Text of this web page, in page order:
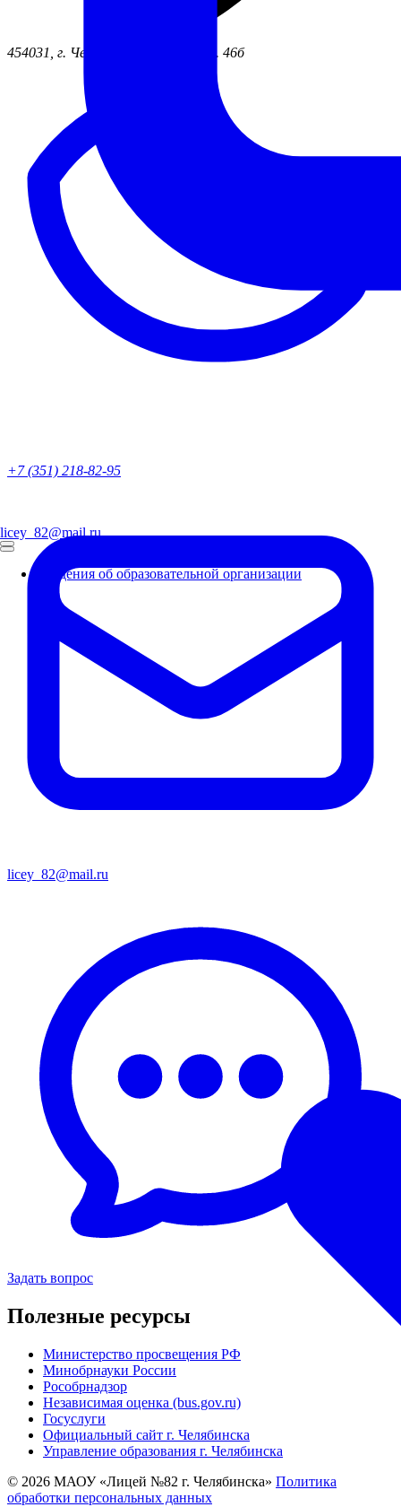
licey_82@mail.ru
Сведения об образовательной организации
454031, г. Челябинск ул. Жукова, д. 46б
+7 (351) 218-82-95
licey_82@mail.ru
Задать вопрос
Полезные ресурсы
Министерство просвещения РФ
Минобрнауки России
Рособрнадзор
Независимая оценка (bus.gov.ru)
Госуслуги
Официальный сайт г. Челябинска
Управление образования г. Челябинска
© 2026 МАОУ «Лицей №82 г. Челябинска» Политика
обработки персональных данных